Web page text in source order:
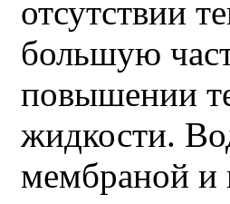
отсутствии
большую
повышении
жидкости.
мембраной и